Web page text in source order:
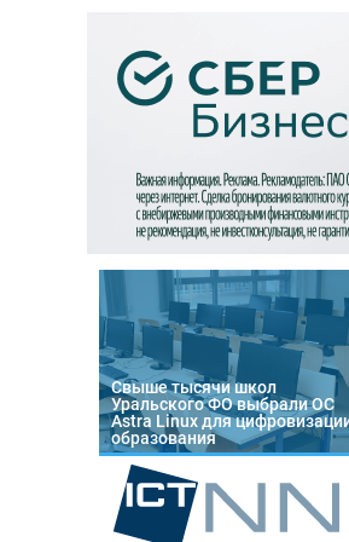
Свыше тысячи школ
Уральского ФО выбрали ОС
Astra Linux для
образования